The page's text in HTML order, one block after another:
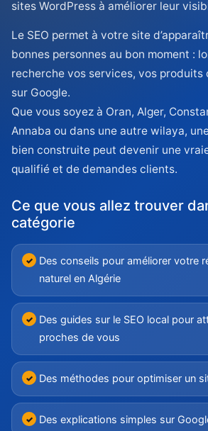
sites WordPress à améliorer leur
Le SEO permet à votre site
bonnes personnes au bon moment :
recherche vos services, vos
sur Google.
Que vous soyez à Oran, Alger,
Annaba ou dans une autre wilaya,
bien construite peut devenir une
qualifié et de demandes clients.
Ce que vous allez trouver
catégorie
Des conseils pour améliorer votre
naturel en Algérie
Des guides sur le SEO local pour
proches de vous
Des méthodes pour optimiser un
Des explications simples sur